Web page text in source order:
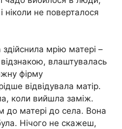
не поверталося
здійснила мрію матері –
відзнакою, влаштувалась
фірму
відвідувала матір.
коли вийшла заміж.
до матері до села. Вона
Нічого не скажеш,